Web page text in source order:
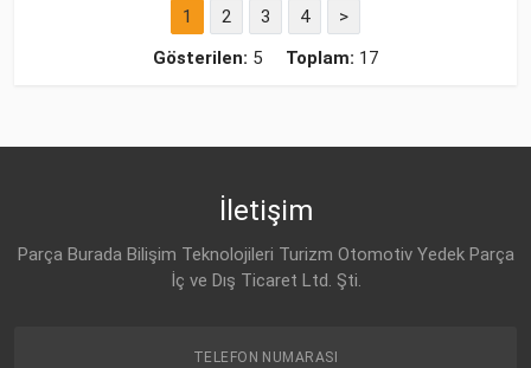
1 2 3 4
>
Gösterilen: 5 Toplam: 17
İletişim
Parça Burada Bilişim Teknolojileri Turizm Otomotiv Yedek Parça
İç ve Dış Ticaret Ltd. Şti.
TELEFON NUMARASI